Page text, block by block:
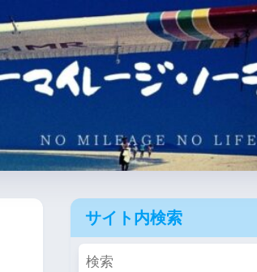
サイト内検索